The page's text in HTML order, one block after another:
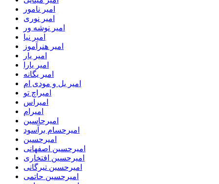
امیر نامور
امیر نوری
امیر نوشه ور
امیر نیا
امیر هنرآموز
امیر یار
امیر یارا
امیر یگانه
امیر یل و مودی ام
امیراچ تو
امیراس
امیرام
امیرحاسین
امیرحسام برآسود
امیرحسین
امیرحسین اصفهانی
امیرحسین افتخاری
امیرحسین تیرگانی
امیرحسین حاتمی